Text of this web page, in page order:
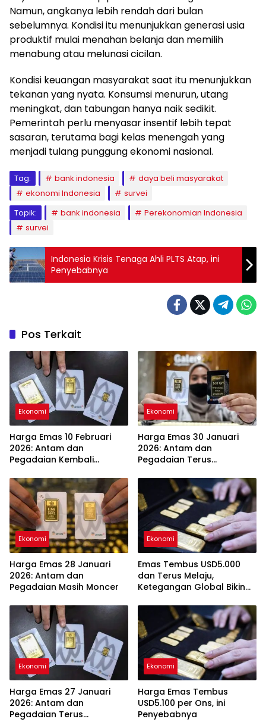
Namun, angkanya lebih rendah dari bulan
sebelumnya. Kondisi itu menunjukkan generasi usia
produktif mulai menahan belanja dan memilih
menabung atau melunasi cicilan.
Kondisi keuangan masyarakat saat itu menunjukkan
tekanan yang nyata. Konsumsi menurun, utang
meningkat, dan tabungan hanya naik sedikit.
Pemerintah perlu menyasar insentif lebih tepat
sasaran, terutama bagi kelas menengah yang
menjadi tulang punggung ekonomi nasional.
Tag: bank indonesia
daya beli masyarakat
ekonomi Indonesia
survei
Topik:
bank indonesia
Perekonomian Indonesia
survei
Indonesia Krisis Tenaga Ahli PLTS Atap, ini
Penyebabnya
Pos Terkait
Ekonomi
Harga Emas 10 Februari
2026: Antam dan
Pegadaian Kembali
Ekonomi
Harga Emas 30 Januari
2026: Antam dan
Pegadaian Terus
Ekonomi
Harga Emas 28 Januari
2026: Antam dan
Pegadaian Masih Moncer
Ekonomi
Emas Tembus USD5.000
dan Terus Melaju,
Ketegangan Global Bikin
Ekonomi
Harga Emas 27 Januari
2026: Antam dan
Pegadaian Terus
Ekonomi
Harga Emas Tembus
USD5.100 per Ons, ini
Penyebabnya